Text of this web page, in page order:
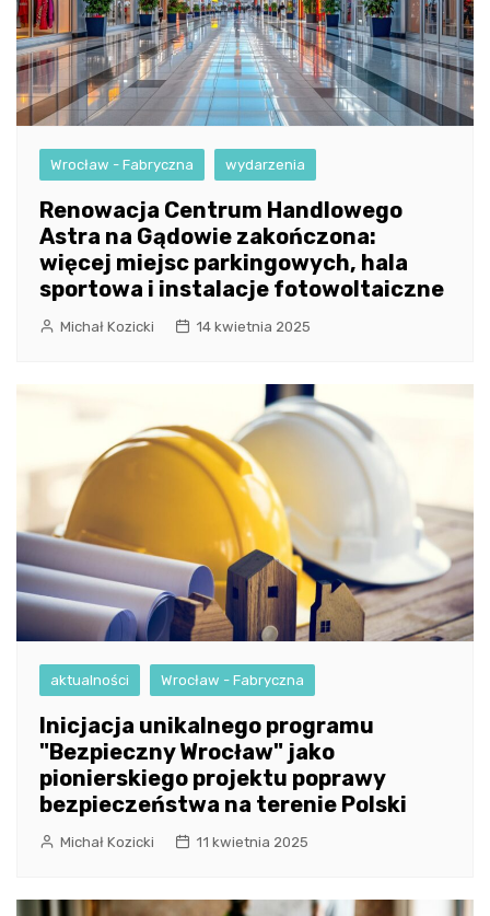
Wrocław - Fabryczna wydarzenia
Renowacja Centrum Handlowego
Astra na Gądowie zakończona:
więcej miejsc parkingowych, hala
sportowa i instalacje fotowoltaiczne
Michał Kozicki 14 kwietnia 2025
aktualności Wrocław - Fabryczna
Inicjacja unikalnego programu
"Bezpieczny Wrocław" jako
pionierskiego projektu poprawy
bezpieczeństwa na terenie Polski
Michał Kozicki 11 kwietnia 2025